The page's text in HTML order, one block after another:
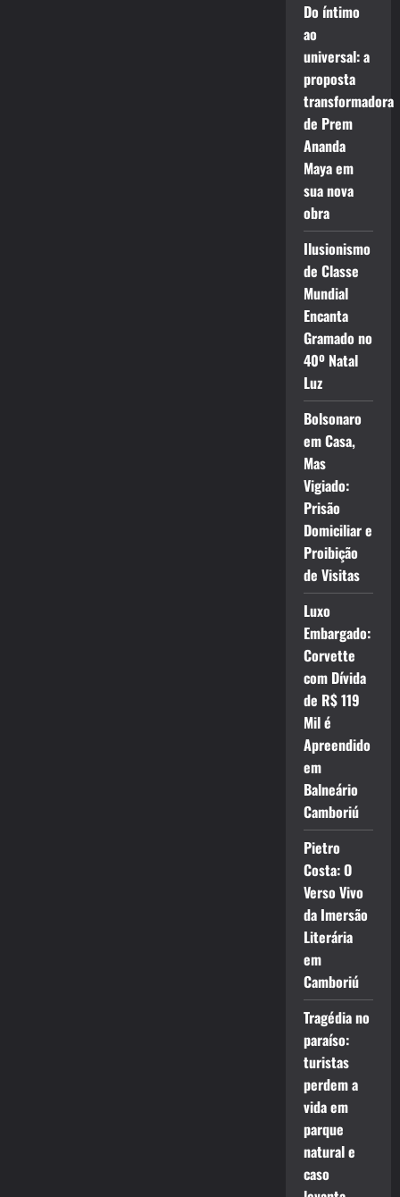
Do íntimo
ao
universal: a
proposta
transformadora
de Prem
Ananda
Maya em
sua nova
obra
Ilusionismo
de Classe
Mundial
Encanta
Gramado no
40º Natal
Luz
Bolsonaro
em Casa,
Mas
Vigiado:
Prisão
Domiciliar e
Proibição
de Visitas
Luxo
Embargado:
Corvette
com Dívida
de R$ 119
Mil é
Apreendido
em
Balneário
Camboriú
Pietro
Costa: O
Verso Vivo
da Imersão
Literária
em
Camboriú
Tragédia no
paraíso:
turistas
perdem a
vida em
parque
natural e
caso